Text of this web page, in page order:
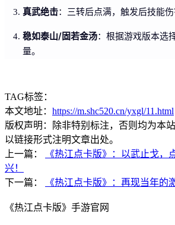
真武绝击：三转后点满，触发后技能伤
稳如泰山/固若金汤：根据游戏版本选
量。
TAG标签：
本文地址： https://m.shc520.cn/yxgl/11.html
版权声明：除非特别标注，否则均为本
以链接形式注明文章出处。
上一篇：
《热江点卡版》：以武止戈，
兴！
下一篇：
《热江点卡版》：再现当年的
《热江点卡版》手游官网